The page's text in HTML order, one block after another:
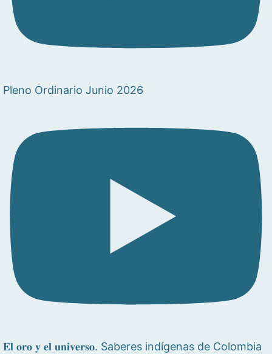
Pleno Ordinario Junio 2026
𝐄𝐥 𝐨𝐫𝐨 𝐲 𝐞𝐥 𝐮𝐧𝐢𝐯𝐞𝐫𝐬𝐨. Saberes indígenas de Colombia